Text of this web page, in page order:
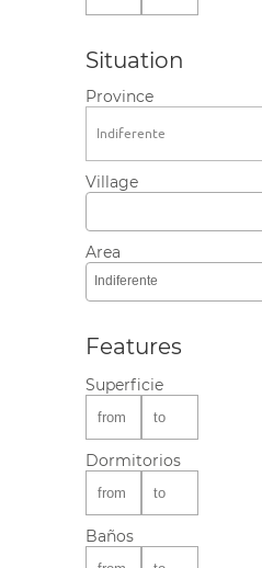
Situation
Province
Indiferente
Village
Area
Indiferente
Features
Superficie
Dormitorios
Baños